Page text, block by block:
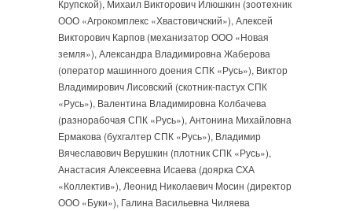
Крупской), Михаил Викторович Илюшкин (зоотехник
ООО «Агрокомплекс «Хвастовичский»), Алексей
Викторович Карпов (механизатор ООО «Новая
земля»), Александра Владимировна Жаберова
(оператор машинного доения СПК «Русь»), Виктор
Владимирович Лисовский (скотник-пастух СПК
«Русь»), Валентина Владимировна Колбачева
(разнорабочая СПК «Русь»), Антонина Михайловна
Ермакова (бухгалтер СПК «Русь»), Владимир
Вячеславович Верушкин (плотник СПК «Русь»),
Анастасия Алексеевна Исаева (доярка СХА
«Коллектив»), Леонид Николаевич Мосин (директор
ООО «Буки»), Галина Васильевна Чиляева